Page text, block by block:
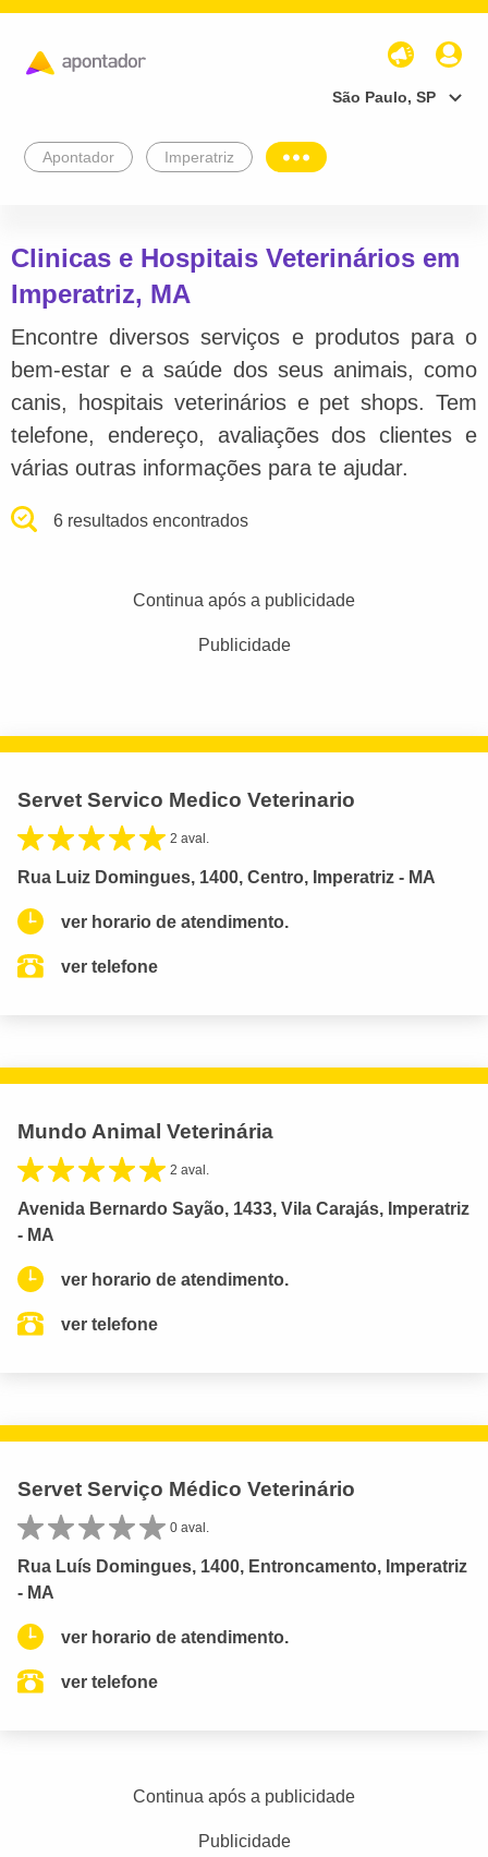
São Paulo, SP
Apontador Imperatriz
Clinicas e Hospitais Veterinários em
Imperatriz, MA
Encontre diversos serviços e produtos para o
bem-estar e a saúde dos seus animais, como
canis, hospitais veterinários e pet shops. Tem
telefone, endereço, avaliações dos clientes e
várias outras informações para te ajudar.
6 resultados encontrados
Continua após a publicidade
Publicidade
Servet Servico Medico Veterinario
2 aval.
Rua Luiz Domingues, 1400, Centro, Imperatriz - MA
ver horario de atendimento.
ver telefone
Mundo Animal Veterinária
2 aval.
Avenida Bernardo Sayão, 1433, Vila Carajás, Imperatriz
- MA
ver horario de atendimento.
ver telefone
Servet Serviço Médico Veterinário
0 aval.
Rua Luís Domingues, 1400, Entroncamento, Imperatriz
- MA
ver horario de atendimento.
ver telefone
Continua após a publicidade
Publicidade